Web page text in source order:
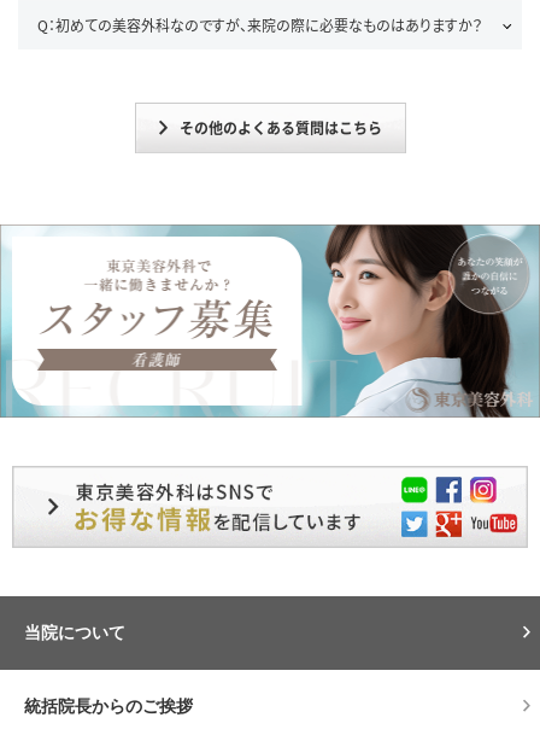
Q：初めての美容外科なのですが、来院の際に必要なものはありますか？
その他のよくある質問はこちら
当院について
統括院長からのご挨拶